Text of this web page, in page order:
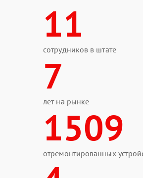
11
сотрудников в штате
7
лет на рынке
1509
отремонтированных